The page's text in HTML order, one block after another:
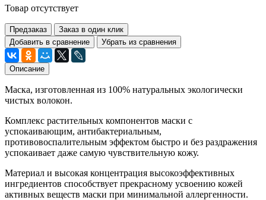
Товар отсутствует
Предзаказ
Заказ в один клик
Добавить в сравнение
Убрать из сравнения
Описание
Маска, изготовленная из 100% натуральных экологически
чистых волокон.
Комплекс растительных компонентов маски с
успокаивающим, антибактериальным,
противовоспалительным эффектом быстро и без раздражения
успокаивает даже самую чувствительную кожу.
Материал и высокая концентрация высокоэффективных
ингредиентов способствует прекрасному усвоению кожей
активных веществ маски при минимальной аллергенности.